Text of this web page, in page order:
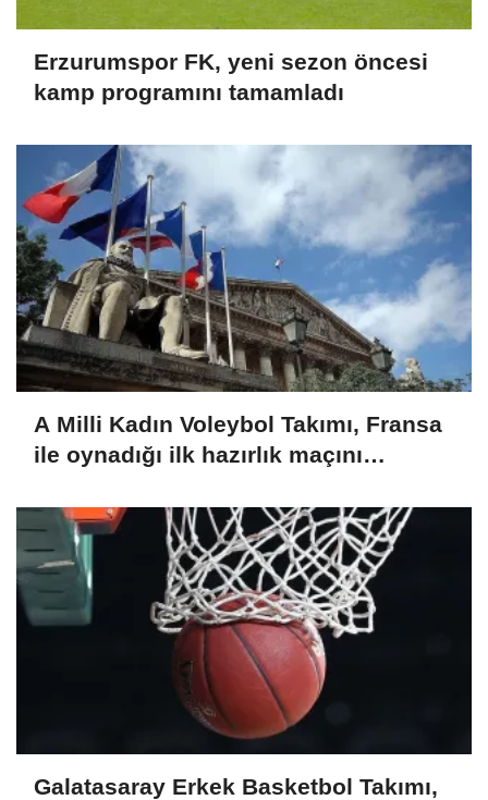
Erzurumspor FK, yeni sezon öncesi
kamp programını tamamladı
A Milli Kadın Voleybol Takımı, Fransa
ile oynadığı ilk hazırlık maçını
Galatasaray Erkek Basketbol Takımı,